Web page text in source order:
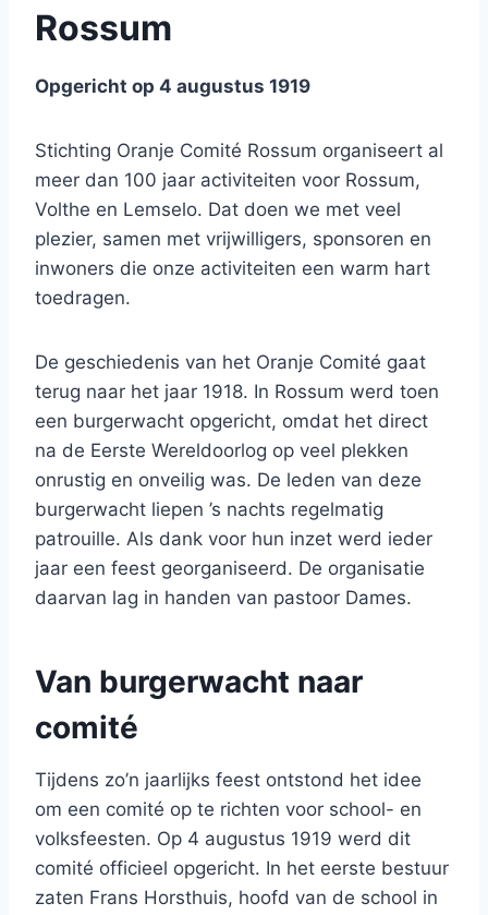
Rossum
Opgericht op 4 augustus 1919
Stichting Oranje Comité Rossum organiseert al
meer dan 100 jaar activiteiten voor Rossum,
Volthe en Lemselo. Dat doen we met veel
plezier, samen met vrijwilligers, sponsoren en
inwoners die onze activiteiten een warm hart
toedragen.
De geschiedenis van het Oranje Comité gaat
terug naar het jaar 1918. In Rossum werd toen
een burgerwacht opgericht, omdat het direct
na de Eerste Wereldoorlog op veel plekken
onrustig en onveilig was. De leden van deze
burgerwacht liepen ’s nachts regelmatig
patrouille. Als dank voor hun inzet werd ieder
jaar een feest georganiseerd. De organisatie
daarvan lag in handen van pastoor Dames.
Van burgerwacht naar
comité
Tijdens zo’n jaarlijks feest ontstond het idee
om een comité op te richten voor school- en
volksfeesten. Op 4 augustus 1919 werd dit
comité officieel opgericht. In het eerste bestuur
zaten Frans Horsthuis, hoofd van de school in